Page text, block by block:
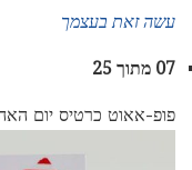
עשה זאת בעצמך
07 מתוך 25
פופ-אאוט כרטיס יום